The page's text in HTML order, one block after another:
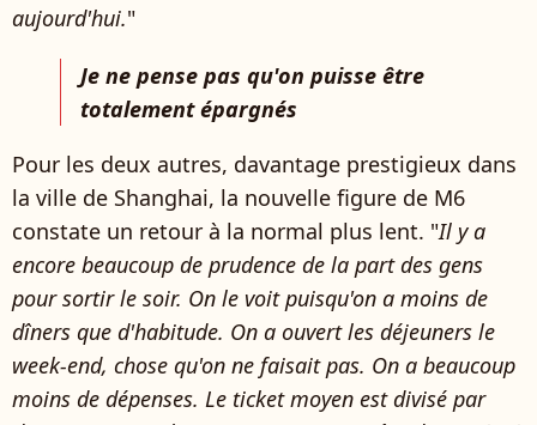
aujourd'hui."
Je ne pense pas qu'on puisse être
totalement épargnés
Pour les deux autres, davantage prestigieux dans
la ville de Shanghai, la nouvelle figure de M6
constate un retour à la normal plus lent. "Il y a
encore beaucoup de prudence de la part des gens
pour sortir le soir. On le voit puisqu'on a moins de
dîners que d'habitude. On a ouvert les déjeuners le
week-end, chose qu'on ne faisait pas. On a beaucoup
moins de dépenses. Le ticket moyen est divisé par